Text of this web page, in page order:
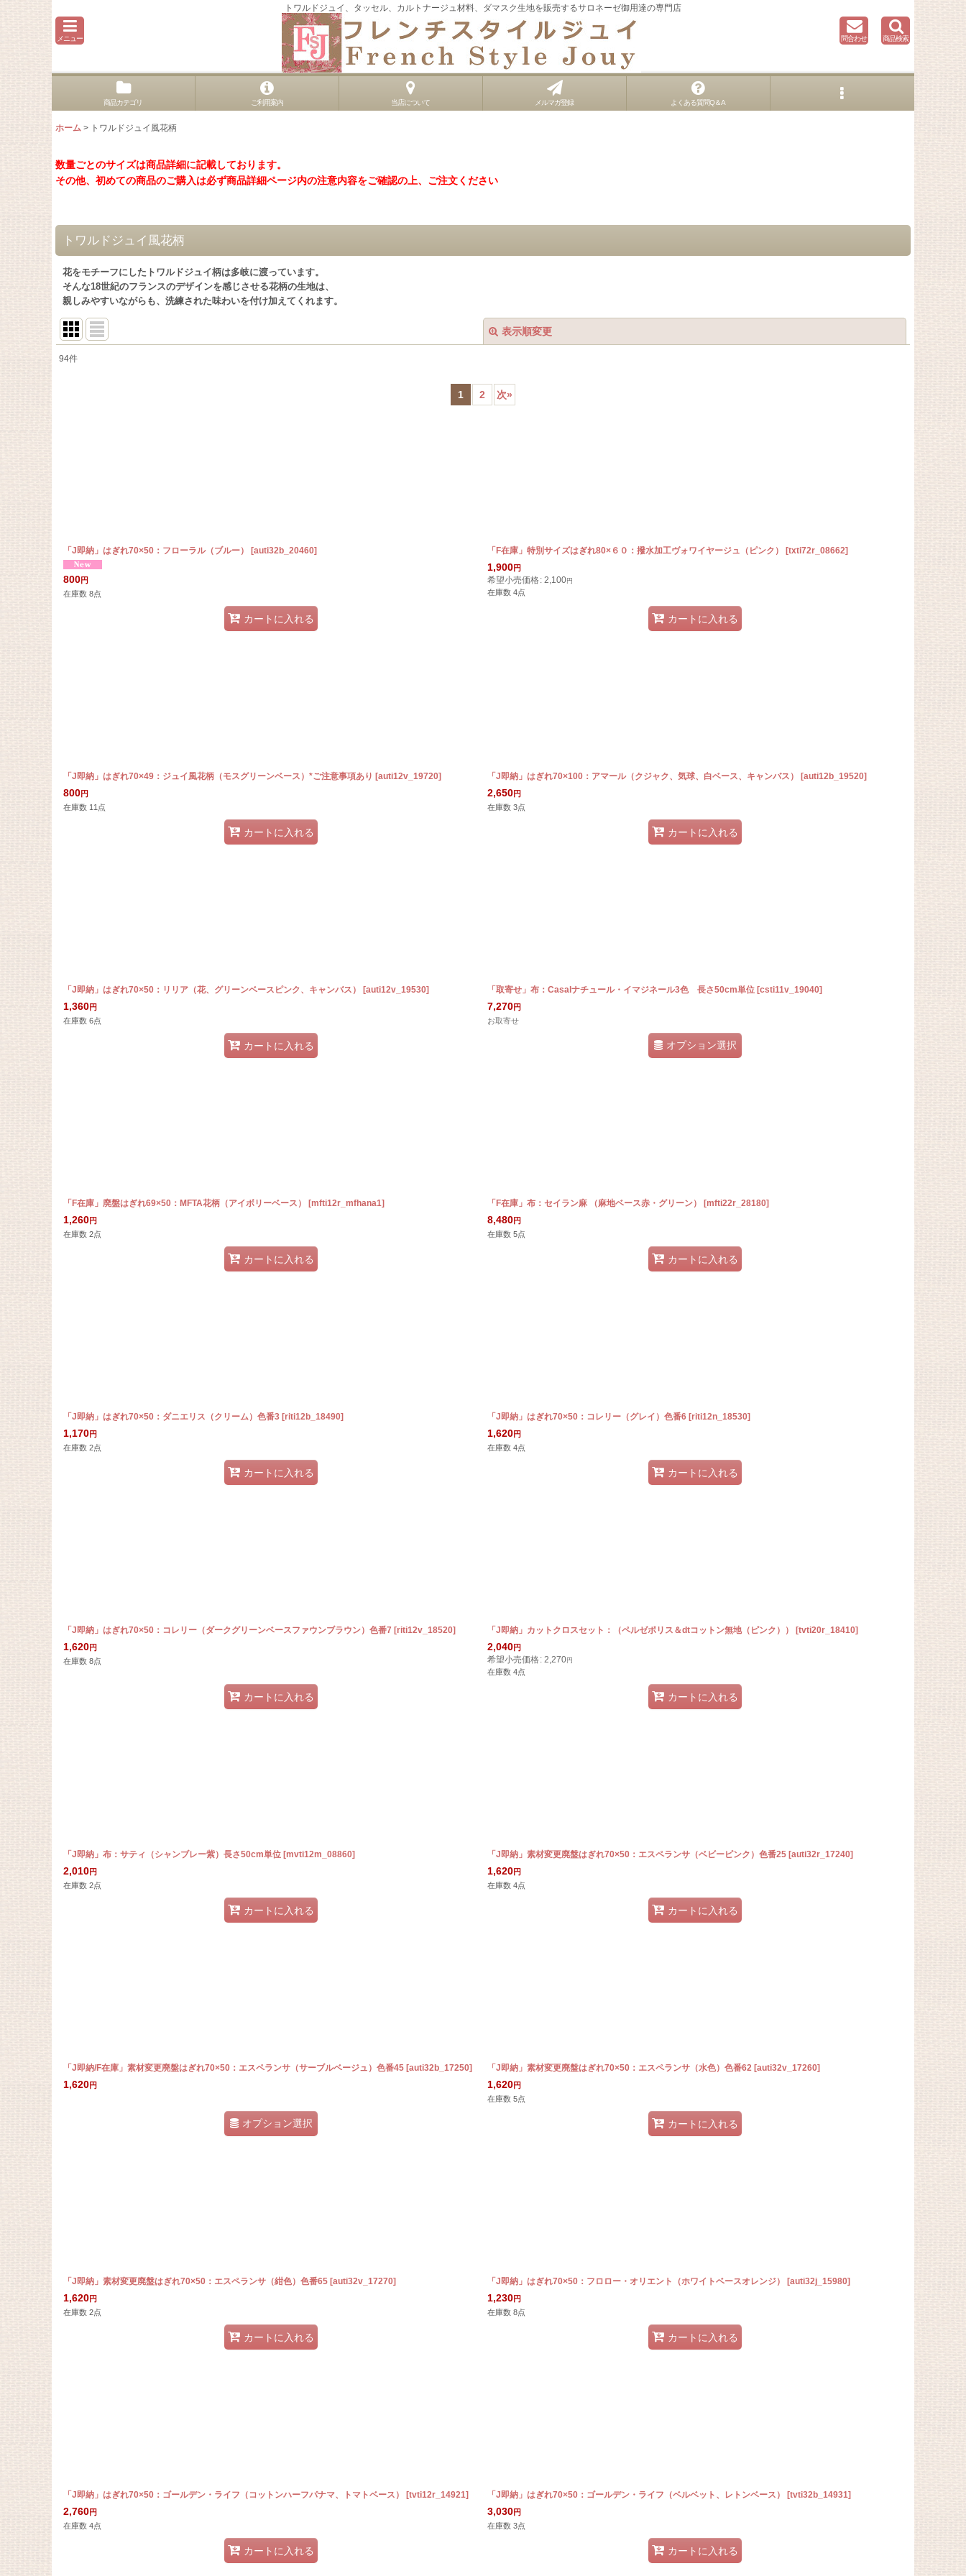
トワルドジュイ、タッセル、カルトナージュ材料、ダマスク生地を販売するサロネーゼ御用達の専門店
メニュー 問合わせ 商品検索
商品カテゴリ ご利用案内 当店について メルマガ登録 よくある質問Q＆A
ホーム > トワルドジュイ風花柄
数量ごとのサイズは商品詳細に記載しております。
その他、初めての商品のご購入は必ず商品詳細ページ内の注意内容をご確認の上、ご注文ください
トワルドジュイ風花柄
花をモチーフにしたトワルドジュイ柄は多岐に渡っています。
そんな18世紀のフランスのデザインを感じさせる花柄の生地は、
親しみやすいながらも、洗練された味わいを付け加えてくれます。
表示順変更
94件
1 2 次»
「J即納」はぎれ70×50：フローラル（ブルー） [auti32b_20460]
800円
在庫数 8点
カートに入れる
「F在庫」特別サイズはぎれ80×６０：撥水加工ヴォワイヤージュ（ピンク） [txti72r_08662]
1,900円
希望小売価格: 2,100円
在庫数 4点
カートに入れる
「J即納」はぎれ70×49：ジュイ風花柄（モスグリーンベース）*ご注意事項あり [auti12v_19720]
800円
在庫数 11点
カートに入れる
「J即納」はぎれ70×100：アマール（クジャク、気球、白ベース、キャンバス） [auti12b_19520]
2,650円
在庫数 3点
カートに入れる
「J即納」はぎれ70×50：リリア（花、グリーンベースピンク、キャンバス） [auti12v_19530]
1,360円
在庫数 6点
カートに入れる
「取寄せ」布：Casalナチュール・イマジネール3色 長さ50cm単位 [csti11v_19040]
7,270円
お取寄せ
オプション選択
「F在庫」廃盤はぎれ69×50：MFTA花柄（アイボリーベース） [mfti12r_mfhana1]
1,260円
在庫数 2点
カートに入れる
「F在庫」布：セイラン麻 （麻地ベース赤・グリーン） [mfti22r_28180]
8,480円
在庫数 5点
カートに入れる
「J即納」はぎれ70×50：ダニエリス（クリーム）色番3 [riti12b_18490]
1,170円
在庫数 2点
カートに入れる
「J即納」はぎれ70×50：コレリー（グレイ）色番6 [riti12n_18530]
1,620円
在庫数 4点
カートに入れる
「J即納」はぎれ70×50：コレリー（ダークグリーンベースファウンブラウン）色番7 [riti12v_18520]
1,620円
在庫数 8点
カートに入れる
「J即納」カットクロスセット：（ペルゼポリス＆dtコットン無地（ピンク）） [tvti20r_18410]
2,040円
希望小売価格: 2,270円
在庫数 4点
カートに入れる
「J即納」布：サティ（シャンブレー紫）長さ50cm単位 [mvti12m_08860]
2,010円
在庫数 2点
カートに入れる
「J即納」素材変更廃盤はぎれ70×50：エスペランサ（ベビーピンク）色番25 [auti32r_17240]
1,620円
在庫数 4点
カートに入れる
「J即納/F在庫」素材変更廃盤はぎれ70×50：エスペランサ（サーブルベージュ）色番45 [auti32b_17250]
1,620円
オプション選択
「J即納」素材変更廃盤はぎれ70×50：エスペランサ（水色）色番62 [auti32v_17260]
1,620円
在庫数 5点
カートに入れる
「J即納」素材変更廃盤はぎれ70×50：エスペランサ（紺色）色番65 [auti32v_17270]
1,620円
在庫数 2点
カートに入れる
「J即納」はぎれ70×50：フロロー・オリエント（ホワイトベースオレンジ） [auti32j_15980]
1,230円
在庫数 8点
カートに入れる
「J即納」はぎれ70×50：ゴールデン・ライフ（コットンハーフパナマ、トマトベース） [tvti12r_14921]
2,760円
在庫数 4点
カートに入れる
「J即納」はぎれ70×50：ゴールデン・ライフ（ベルベット、レトンベース） [tvti32b_14931]
3,030円
在庫数 3点
カートに入れる